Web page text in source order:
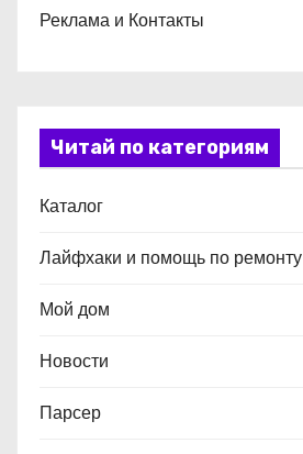
Реклама и Контакты
Читай по категориям
Каталог
Лайфхаки и помощь по ремонту
Мой дом
Новости
Парсер